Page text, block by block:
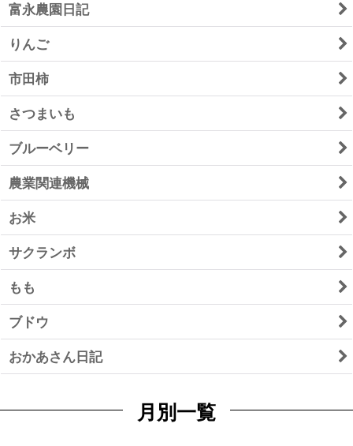
富永農園日記
りんご
市田柿
さつまいも
ブルーベリー
農業関連機械
お米
サクランボ
もも
ブドウ
おかあさん日記
月別一覧